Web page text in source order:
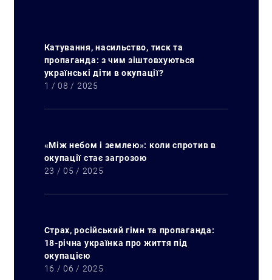
Катування, насильство, тиск та
пропаганда: з чим зіштовхуються
українські діти в окупації?
1 / 08 / 2025
«Між небом і землею»: коли спротив в
окупації стає загрозою
23 / 05 / 2025
Страх, російський гімн та пропаганда:
18-річна українка про життя під
окупацією
16 / 06 / 2025